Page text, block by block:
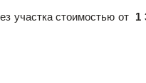
участка стоимостью от 1